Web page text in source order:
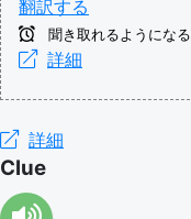
翻訳する
聞き取れるようになる
詳細
詳細
Clue